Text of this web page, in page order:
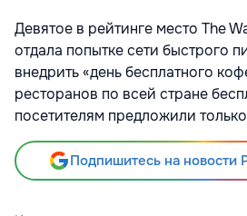
Девятое в рейтинге место The
отдала попытке сети быстрого
внедрить «день бесплатного
ресторанов по всей стране
посетителям предложили только
Подпишитесь на новости